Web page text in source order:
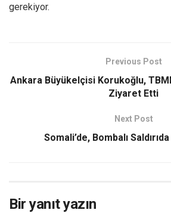
gerekiyor.
Previous Post
Ankara Büyükelçisi Korukoğlu,
Ziyaret Etti
Next Post
Somali’de, Bombalı
Bir yanıt yazın